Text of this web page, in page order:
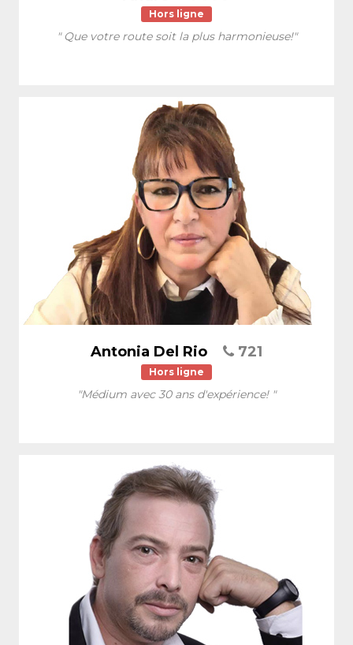
Hors ligne
" Que votre route soit la plus harmonieuse!"
Antonia Del Rio 721
Hors ligne
"Médium avec 30 ans d'expérience! "